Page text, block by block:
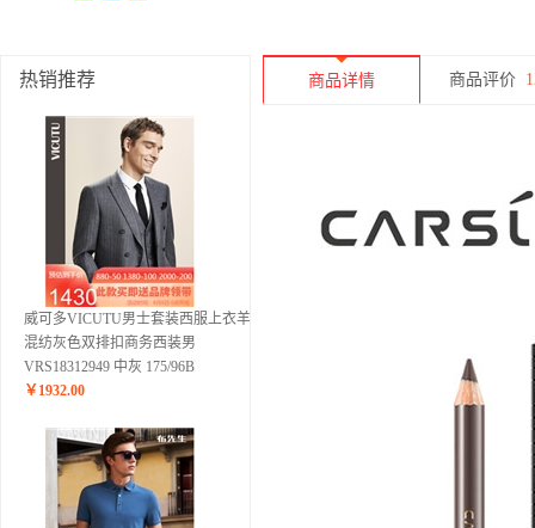
热销推荐
威可多VICUTU男士套装西服上衣羊毛
混纺灰色双排扣商务西装男
VRS18312949 中灰 175/96B
￥ 1932.00
商品详情 商品评价